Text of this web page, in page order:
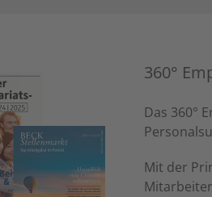
360°
Das 360°
Mit der